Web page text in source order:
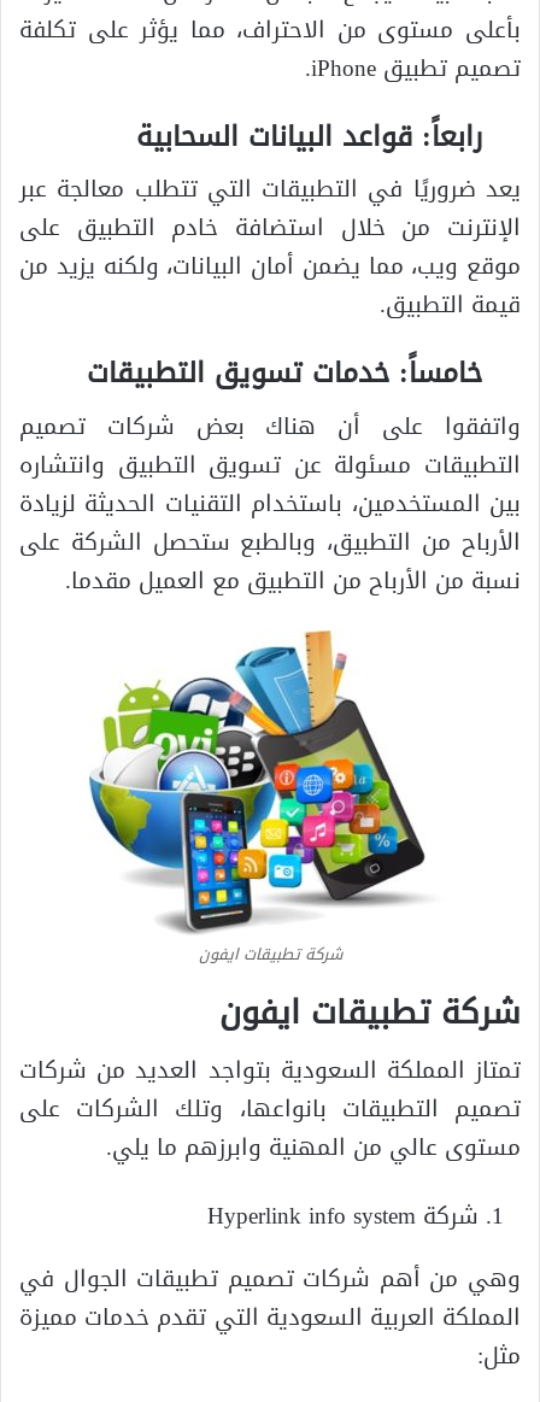
بأعلى مستوى من الاحتراف، مما يؤثر على تكلفة
تصميم تطبيق iPhone.
رابعاً: قواعد البيانات السحابية
يعد ضروريًا في التطبيقات التي تتطلب معالجة عبر
الإنترنت من خلال استضافة خادم التطبيق على
موقع ويب، مما يضمن أمان البيانات، ولكنه يزيد من
قيمة التطبيق.
خامساً: خدمات تسويق التطبيقات
واتفقوا على أن هناك بعض شركات تصميم
التطبيقات مسئولة عن تسويق التطبيق وانتشاره
بين المستخدمين، باستخدام التقنيات الحديثة لزيادة
الأرباح من التطبيق، وبالطبع ستحصل الشركة على
نسبة من الأرباح من التطبيق مع العميل مقدما.
شركة تطبيقات ايفون
شركة تطبيقات ايفون
تمتاز المملكة السعودية بتواجد العديد من شركات
تصميم التطبيقات بانواعها، وتلك الشركات على
مستوى عالي من المهنية وابرزهم ما يلي.
شركة Hyperlink info system
وهي من أهم شركات تصميم تطبيقات الجوال في
المملكة العربية السعودية التي تقدم خدمات مميزة
مثل: